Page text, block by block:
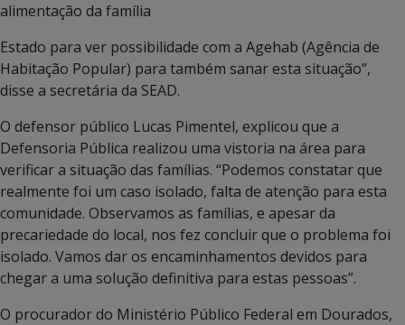
alimentação da família
Estado para ver possibilidade com a Agehab (Agência de
Habitação Popular) para também sanar esta situação”,
disse a secretária da SEAD.
O defensor público Lucas Pimentel, explicou que a
Defensoria Pública realizou uma vistoria na área para
verificar a situação das famílias. “Podemos constatar que
realmente foi um caso isolado, falta de atenção para esta
comunidade. Observamos as famílias, e apesar da
precariedade do local, nos fez concluir que o problema foi
isolado. Vamos dar os encaminhamentos devidos para
chegar a uma solução definitiva para estas pessoas”.
O procurador do Ministério Público Federal em Dourados,